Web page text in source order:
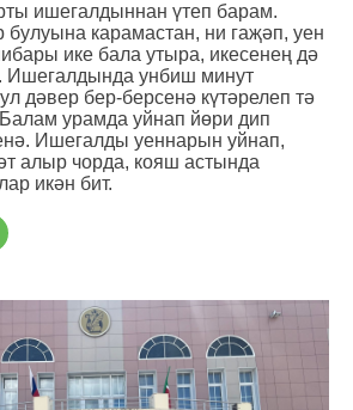
ишегалдыннан үтеп барам.
булуына карамастан, ни гаҗәп, уен
ике бала утыра, икесенең дә
Ишегалдында унбиш минут
дәвер бер-берсенә күтәрелеп тә
урамда уйнап йөри дип
Ишегалды уеннарын уйнап,
алыр чорда, кояш астында
икән бит.